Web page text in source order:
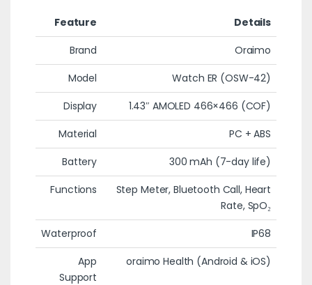
Feature
Details
Brand
Oraimo
Model
Watch ER (OSW-42)
Display
1.43″ AMOLED 466×466 (COF)
Material
PC + ABS
Battery
300 mAh (7-day life)
Functions
Step Meter, Bluetooth Call, Heart
Rate, SpO₂
Waterproof
IP68
App
Support
oraimo Health (Android & iOS)